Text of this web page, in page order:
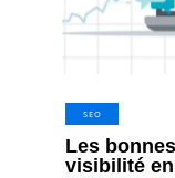
SEO
Les
visibilité en